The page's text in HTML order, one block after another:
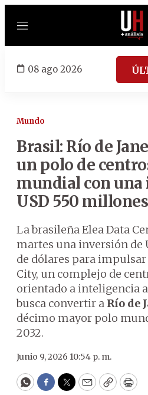
Menú
08 ago 2026
Mundo
Brasil: Río de
un polo de
mundial con una
USD 550 millones
La brasileña Elea Data
martes una inversión de
de dólares para
City, un complejo de
orientado a inteligencia
busca convertir a Río de
décimo mayor polo
2032.
Junio 9, 2026 10:54 p. m.
WhatsApp
Facebook
Twitter
EmailCopyPrint